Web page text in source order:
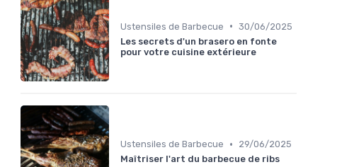
Ustensiles de Barbecue • 30/06/2025
Les secrets d'un brasero en fonte
pour votre cuisine extérieure
Ustensiles de Barbecue •
29/06/2025
Maîtriser l'art du barbecue de ribs